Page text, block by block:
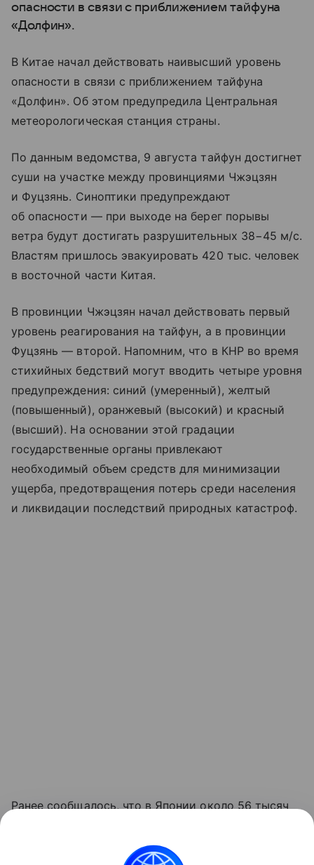
опасности в связи с приближением тайфуна
«Долфин».
В Китае начал действовать наивысший уровень
опасности в связи с приближением тайфуна
«Долфин». Об этом предупредила Центральная
метеорологическая станция страны.
По данным ведомства, 9 августа тайфун достигнет
суши на участке между провинциями Чжэцзян
и Фуцзянь. Синоптики предупреждают
об опасности — при выходе на берег порывы
ветра будут достигать разрушительных 38−45 м/с.
Властям пришлось эвакуировать 420 тыс. человек
в восточной части Китая.
В провинции Чжэцзян начал действовать первый
уровень реагирования на тайфун, а в провинции
Фуцзянь — второй. Напомним, что в КНР во время
стихийных бедствий могут вводить четыре уровня
предупреждения: синий (умеренный), желтый
(повышенный), оранжевый (высокий) и красный
(высший). На основании этой градации
государственные органы привлекают
необходимый объем средств для минимизации
ущерба, предотвращения потерь среди населения
и ликвидации последствий природных катастроф.
Ранее сообщалось, что в Японии около 56 тысяч